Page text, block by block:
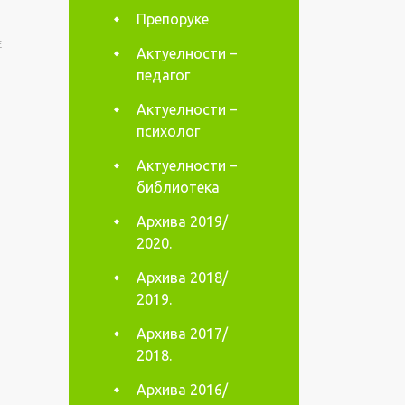
Препоруке
Актуелности –
педагог
Актуелности –
психолог
Актуелности –
библиотека
Архива 2019/
2020.
Архива 2018/
2019.
Архива 2017/
2018.
Архива 2016/